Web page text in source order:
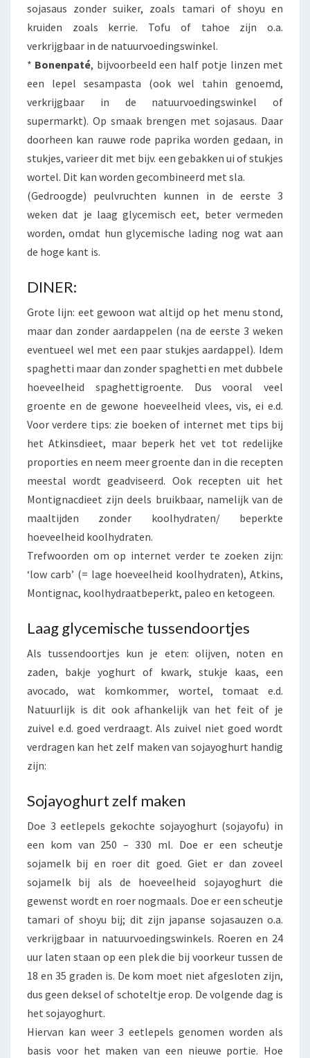
sojasaus zonder suiker, zoals tamari of shoyu en
kruiden zoals kerrie. Tofu of tahoe zijn o.a.
verkrijgbaar in de natuurvoedingswinkel.
* Bonenpaté, bijvoorbeeld een half potje linzen met
een lepel sesampasta (ook wel tahin genoemd,
verkrijgbaar in de natuurvoedingswinkel of
supermarkt). Op smaak brengen met sojasaus. Daar
doorheen kan rauwe rode paprika worden gedaan, in
stukjes, varieer dit met bijv. een gebakken ui of stukjes
wortel. Dit kan worden gecombineerd met sla.
(Gedroogde) peulvruchten kunnen in de eerste 3
weken dat je laag glycemisch eet, beter vermeden
worden, omdat hun glycemische lading nog wat aan
de hoge kant is.
DINER:
Grote lijn: eet gewoon wat altijd op het menu stond,
maar dan zonder aardappelen (na de eerste 3 weken
eventueel wel met een paar stukjes aardappel). Idem
spaghetti maar dan zonder spaghetti en met dubbele
hoeveelheid spaghettigroente. Dus vooral veel
groente en de gewone hoeveelheid vlees, vis, ei e.d.
Voor verdere tips: zie boeken of internet met tips bij
het Atkinsdieet, maar beperk het vet tot redelijke
proporties en neem meer groente dan in die recepten
meestal wordt geadviseerd. Ook recepten uit het
Montignacdieet zijn deels bruikbaar, namelijk van de
maaltijden zonder koolhydraten/ beperkte
hoeveelheid koolhydraten.
Trefwoorden om op internet verder te zoeken zijn:
‘low carb’ (= lage hoeveelheid koolhydraten), Atkins,
Montignac, koolhydraatbeperkt, paleo en ketogeen.
Laag glycemische tussendoortjes
Als tussendoortjes kun je eten: olijven, noten en
zaden, bakje yoghurt of kwark, stukje kaas, een
avocado, wat komkommer, wortel, tomaat e.d.
Natuurlijk is dit ook afhankelijk van het feit of je
zuivel e.d. goed verdraagt. Als zuivel niet goed wordt
verdragen kan het zelf maken van sojayoghurt handig
zijn:
Sojayoghurt zelf maken
Doe 3 eetlepels gekochte sojayoghurt (sojayofu) in
een kom van 250 – 330 ml. Doe er een scheutje
sojamelk bij en roer dit goed. Giet er dan zoveel
sojamelk bij als de hoeveelheid sojayoghurt die
gewenst wordt en roer nogmaals. Doe er een scheutje
tamari of shoyu bij; dit zijn japanse sojasauzen o.a.
verkrijgbaar in natuurvoedingswinkels. Roeren en 24
uur laten staan op een plek die bij voorkeur tussen de
18 en 35 graden is. De kom moet niet afgesloten zijn,
dus geen deksel of schoteltje erop. De volgende dag is
het sojayoghurt.
Hiervan kan weer 3 eetlepels genomen worden als
basis voor het maken van een nieuwe portie. Hoe